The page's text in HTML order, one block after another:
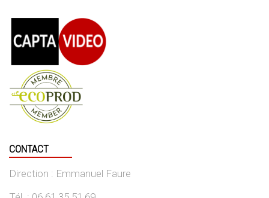
CONTACT
Direction : Emmanuel Faure